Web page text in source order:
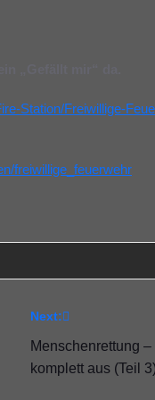
Station/Freiwillige-
freiwillige_feuerwehr
Next:
Menschenrettung
komplett aus (Teil